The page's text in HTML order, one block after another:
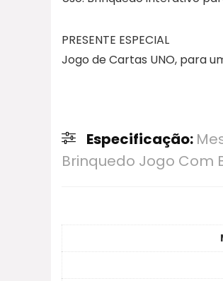
PRESENTE ESPECIAL
Jogo de Cartas UNO, para
Especificação:
Brinquedo Jogo Com